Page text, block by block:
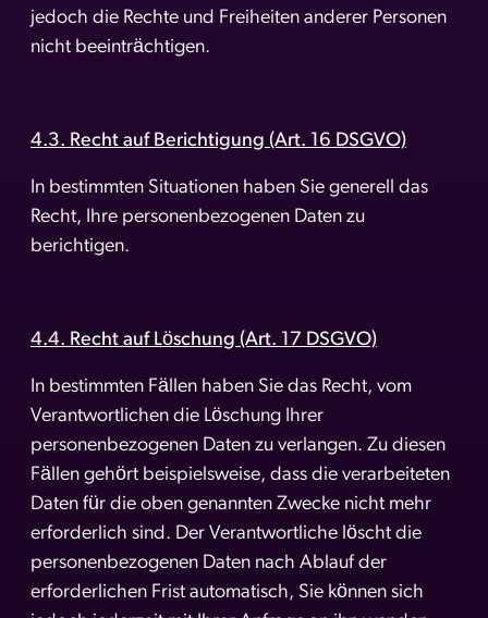
jedoch die Rechte und Freiheiten anderer Personen
nicht beeinträchtigen.
4.3. Recht auf Berichtigung (Art. 16 DSGVO)
In bestimmten Situationen haben Sie generell das
Recht, Ihre personenbezogenen Daten zu
berichtigen.
4.4. Recht auf Löschung (Art. 17 DSGVO)
In bestimmten Fällen haben Sie das Recht, vom
Verantwortlichen die Löschung Ihrer
personenbezogenen Daten zu verlangen. Zu diesen
Fällen gehört beispielsweise, dass die verarbeiteten
Daten für die oben genannten Zwecke nicht mehr
erforderlich sind. Der Verantwortliche löscht die
personenbezogenen Daten nach Ablauf der
erforderlichen Frist automatisch, Sie können sich